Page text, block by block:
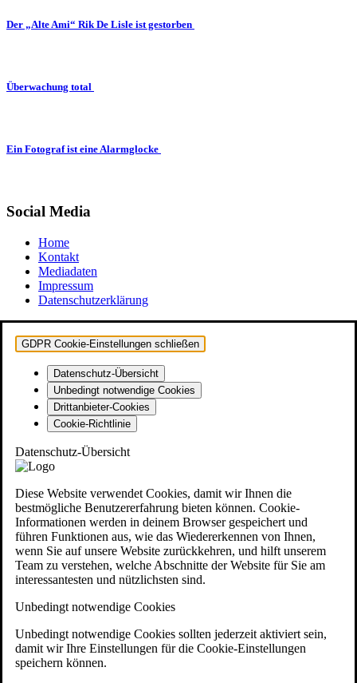
Der „Alte Ami“ Rik De Lisle ist gestorben
Überwachung total
Ein Fotograf ist eine Alarmglocke
Social Media
Home
Kontakt
Mediadaten
Impressum
Datenschutzerklärung
GDPR Cookie-Einstellungen schließen
Datenschutz-Übersicht
Unbedingt notwendige Cookies
Drittanbieter-Cookies
Cookie-Richtlinie
Datenschutz-Übersicht
Diese Website verwendet Cookies, damit wir Ihnen die
bestmögliche Benutzererfahrung bieten können. Cookie-
Informationen werden in deinem Browser gespeichert und
führen Funktionen aus, wie das Wiedererkennen von Ihnen,
wenn Sie auf unsere Website zurückkehren, und hilft unserem
Team zu verstehen, welche Abschnitte der Website für Sie am
interessantesten und nützlichsten sind.
Unbedingt notwendige Cookies
Unbedingt notwendige Cookies sollten jederzeit aktiviert sein,
damit wir Ihre Einstellungen für die Cookie-Einstellungen
speichern können.